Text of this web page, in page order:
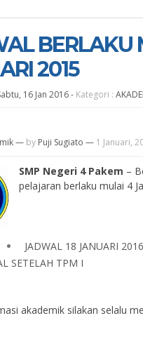
BERLAKU
2015
16 Jan 2016- Kategori :
— by Puji Sugiato — 1 Januari,
SMP Negeri 4 Pakem –
pelajaran berlaku mulai 4
JADWAL 18 JANUARI 2016
SETELAH TPM I
akademik silakan selalu